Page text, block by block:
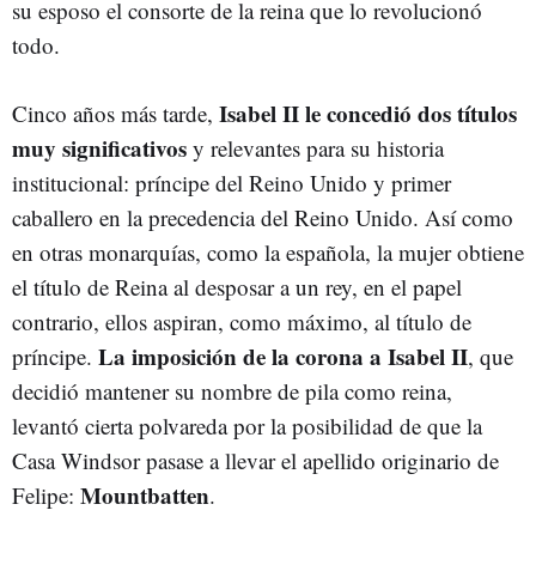
su esposo el consorte de la reina que lo revolucionó
todo.
Cinco años más tarde, Isabel II le concedió dos títulos
muy significativos y relevantes para su historia
institucional: príncipe del Reino Unido y primer
caballero en la precedencia del Reino Unido. Así como
en otras monarquías, como la española, la mujer obtiene
el título de Reina al desposar a un rey, en el papel
contrario, ellos aspiran, como máximo, al título de
príncipe. La imposición de la corona a Isabel II, que
decidió mantener su nombre de pila como reina,
levantó cierta polvareda por la posibilidad de que la
Casa Windsor pasase a llevar el apellido originario de
Felipe: Mountbatten.